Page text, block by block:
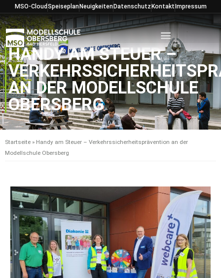
Inhalt
springen
MSO-Cloud Speiseplan Neuigkeiten Datenschutz Kontakt Impressum
HANDY AM STEUER –
AN DER MODELLSCHULE
OBERSBERG
Startseite » Handy am Steuer – Verkehrssicherheitsprävention an der
Modellschule Obersberg